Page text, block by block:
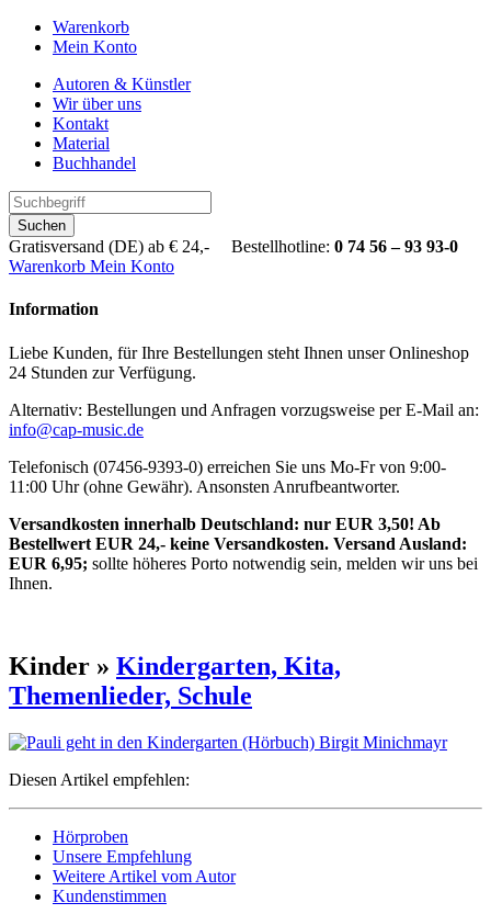
Warenkorb
Mein Konto
Autoren & Künstler
Wir über uns
Kontakt
Material
Buchhandel
Suchen
Gratisversand (DE) ab € 24,- Bestellhotline: 0 74 56 – 93 93-0
Warenkorb Mein Konto
Information
Liebe Kunden, für Ihre Bestellungen steht Ihnen unser Onlineshop
24 Stunden zur Verfügung.
Alternativ: Bestellungen und Anfragen vorzugsweise per E-Mail an:
info@cap-music.de
Telefonisch (07456-9393-0) erreichen Sie uns Mo-Fr von 9:00-
11:00 Uhr (ohne Gewähr). Ansonsten Anrufbeantworter.
Versandkosten innerhalb Deutschland: nur EUR 3,50! Ab
Bestellwert EUR 24,- keine Versandkosten. Versand Ausland:
EUR 6,95; sollte höheres Porto notwendig sein, melden wir uns bei
Ihnen.
Kinder » Kindergarten, Kita,
Themenlieder, Schule
Diesen Artikel empfehlen:
Hörproben
Unsere Empfehlung
Weitere Artikel vom Autor
Kundenstimmen